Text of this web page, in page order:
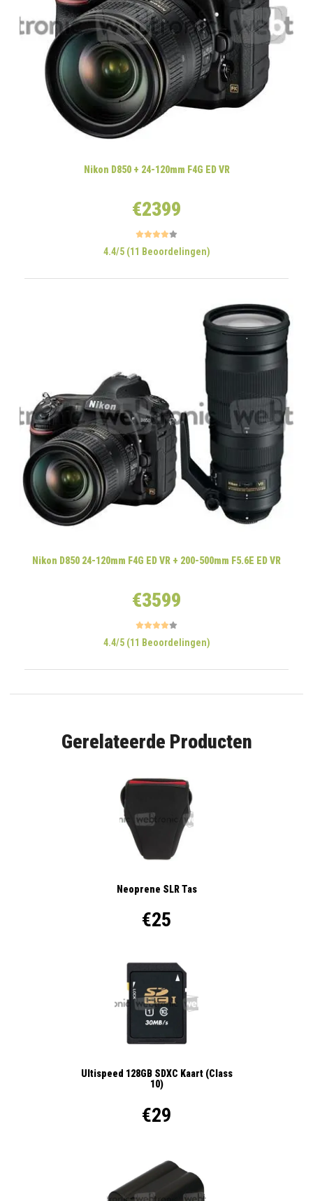
Nikon D850 + 24-120mm F4G ED VR
€2399
4.4/5 (11 Beoordelingen)
Nikon D850 24-120mm F4G ED VR + 200-500mm F5.6E ED VR
€3599
4.4/5 (11 Beoordelingen)
Gerelateerde Producten
Neoprene SLR Tas
€25
Ultispeed 128GB SDXC Kaart (Class
10)
€29